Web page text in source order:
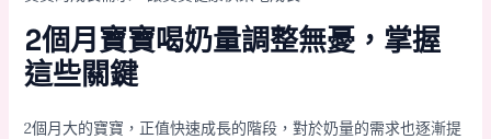
2個月寶寶喝奶量調整無憂，掌握
這些關鍵
2個月大的寶寶，正值快速成長的階段，對於奶量的需求也逐漸提